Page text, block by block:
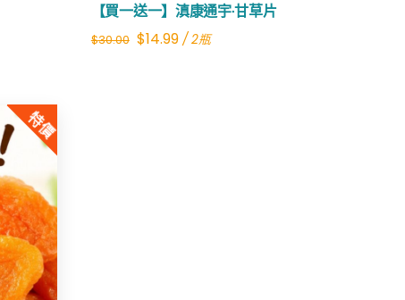
【買一送一】滇康通宇·甘草片
$30.00 Original
$14.99Current
/ 2瓶
特價